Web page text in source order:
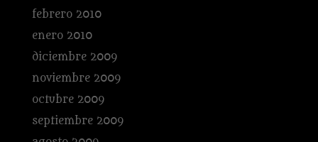
febrero 2010
enero 2010
diciembre 2009
noviembre 2009
octubre 2009
septiembre 2009